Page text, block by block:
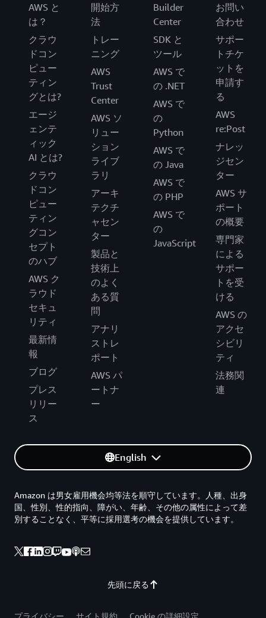
AWS と
は？
クラウ
ドコン
ピュー
ティン
グとは?
エージ
ェンテ
ィック
AI とは?
クラウ
ドコン
ピュー
ティン
グコン
セプト
のハブ
AWS ク
ラウド
セキュ
リティ
最新情
報
ブログ
プレス
リリー
ス
開始方
法
トレー
ニング
AWS
Trust
Center
AWS ソ
リュー
ション
ライブ
ラリ
アーキ
テクチ
ャセン
ター
製品と
技術上
のよく
ある質
問
アナリ
ストレ
ポート
AWS パ
ートナ
ー
Builder
Center
SDK と
ツール
AWS で
の .NET
AWS で
の
Python
AWS で
の Java
AWS で
の PHP
AWS で
の
JavaScript
お問い
合わせ
サポー
トチケ
ットを
申請す
る
AWS
re:Post
ナレッ
ジセン
ター
AWS サ
ポート
の概要
専門家
による
サポー
トを受
ける
AWS の
アクセ
シビリ
ティ
法務関
連
English
先頭に戻る
Amazon は男女雇用機会均等法を順守しています。人種、出身
国、性別、性的指向、障がい、年齢、その他の属性によって差
別することなく、平等に採用選考の機会を提供しています。
プライバシー サイト規約 Cookie の詳細設定